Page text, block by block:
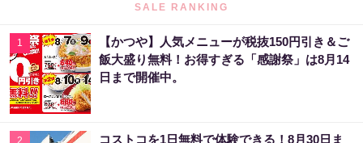
SALE RANKING
1
【かつや】人気メニューが税抜150円引き＆ご
飯大盛り無料！お得すぎる「感謝祭」は8月14
日まで開催中。
2
コストコを1日無料で体験できる！8月30日ま